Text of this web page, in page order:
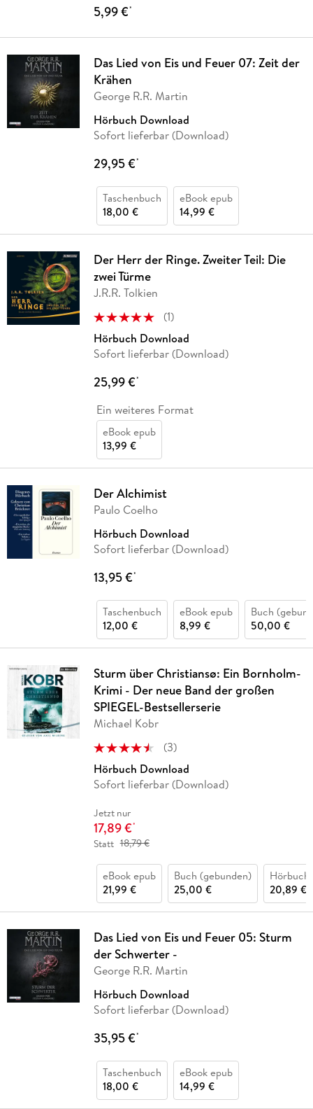
5,99 €*
Das Lied von Eis und Feuer 07: Zeit der
Krähen
George R.R. Martin
Hörbuch Download
Sofort lieferbar (Download)
29,95 €*
Taschenbuch
18,00 €
eBook epub
14,99 €
Der Herr der Ringe. Zweiter Teil: Die
zwei Türme
J.R.R. Tolkien
(1)
Hörbuch Download
Sofort lieferbar (Download)
25,99 €*
Ein weiteres Format
eBook epub
13,99 €
Der Alchimist
Paulo Coelho
Hörbuch Download
Sofort lieferbar (Download)
13,95 €*
Taschenbuch
12,00 €
eBook epub
8,99 €
Buch
50,00 €
Sturm über Christiansø: Ein Bornholm-
Krimi - Der neue Band der großen
SPIEGEL-Bestsellerserie
Michael Kobr
(3)
Hörbuch Download
Sofort lieferbar (Download)
Jetzt nur
17,89 €*
Statt 18,79 €
eBook epub
21,99 €
Buch (gebunden)
25,00 €
Hörbuch
20,89 €
Das Lied von Eis und Feuer 05: Sturm
der Schwerter -
George R.R. Martin
Hörbuch Download
Sofort lieferbar (Download)
35,95 €*
Taschenbuch
18,00 €
eBook epub
14,99 €